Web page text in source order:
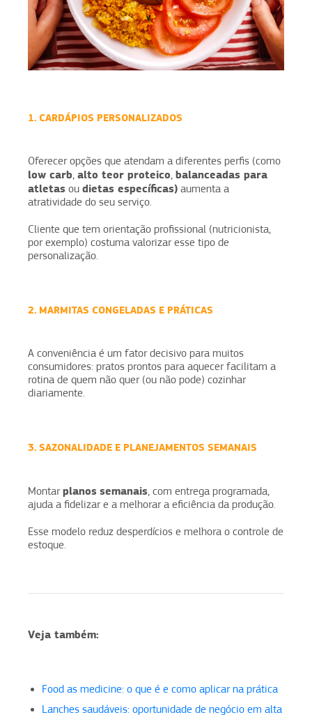
1. CARDÁPIOS PERSONALIZADOS
Oferecer opções que atendam a diferentes perfis (como
low carb, alto teor proteico, balanceadas para
atletas ou dietas específicas) aumenta a
atratividade do seu serviço.
Cliente que tem orientação profissional (nutricionista,
por exemplo) costuma valorizar esse tipo de
personalização.
2. MARMITAS CONGELADAS E PRÁTICAS
A conveniência é um fator decisivo para muitos
consumidores: pratos prontos para aquecer facilitam a
rotina de quem não quer (ou não pode) cozinhar
diariamente.
3. SAZONALIDADE E PLANEJAMENTOS SEMANAIS
Montarplanos semanais, com entrega programada,
ajuda a fidelizar e a melhorar a eficiência da produção.
Esse modelo reduz desperdícios e melhora o controle de
estoque.
Veja também:
Food as medicine: o que é e como aplicar na prática
Lanches saudáveis: oportunidade de negócio em alta